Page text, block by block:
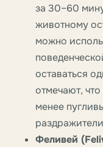
за 30–60
животному
можно
оставаться
отмечают,
менее
Феливей